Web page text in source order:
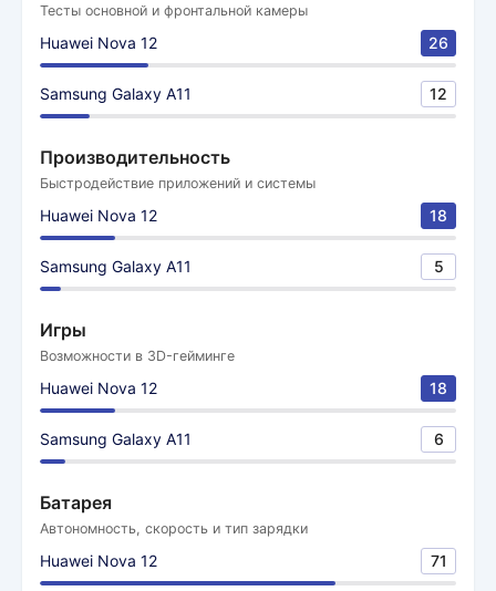
Тесты основной и фронтальной камеры
Huawei Nova 12 26
Samsung Galaxy A11 12
Производительность
Быстродействие приложений и системы
Huawei Nova 12 18
Samsung Galaxy A11 5
Игры
Возможности в 3D-гейминге
Huawei Nova 12 18
Samsung Galaxy A11 6
Батарея
Автономность, скорость и тип зарядки
Huawei Nova 12 71